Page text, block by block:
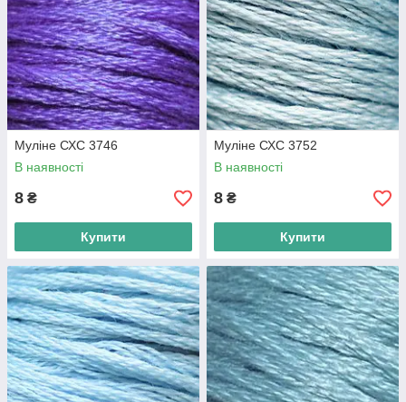
Муліне СХС 3746
В наявності
8 ₴
Купити
Муліне СХС 3752
В наявності
8 ₴
Купити